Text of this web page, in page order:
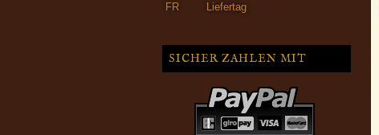
FR
Liefertag
SICHER ZAHLEN MIT